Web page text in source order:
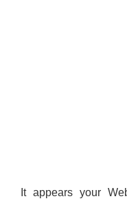
It appears your